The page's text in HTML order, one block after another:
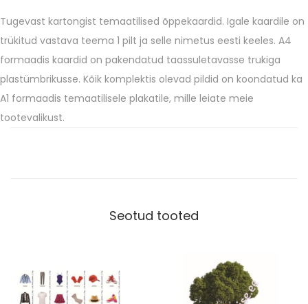
Tugevast kartongist temaatilised õppekaardid. Igale kaardile on
trükitud vastava teema 1 pilt ja selle nimetus eesti keeles. A4
formaadis kaardid on pakendatud taassuletavasse trukiga
plastümbrikusse. Kõik komplektis olevad pildid on koondatud ka
A1 formaadis temaatilisele plakatile, mille leiate meie
tootevalikust.
Seotud tooted